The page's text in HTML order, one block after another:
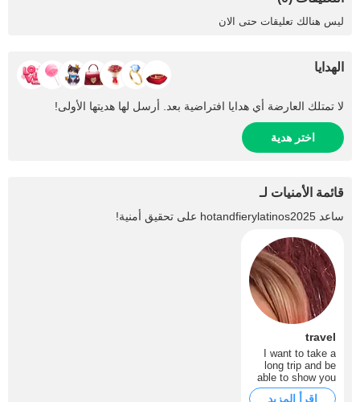
ليس هنالك تعليقات حتى الان
الهدايا
لا تمتلك العارضة أي هدايا افتراضية بعد. أرسل لها هديتها الأولى!
اختر هدية
قائمة الأمنيات لـ
ساعد hotandfierylatinos2025 على تحقيق أمنية!
travel
I want to take a
long trip and be
able to show you
everything I
اقرأ المزيد